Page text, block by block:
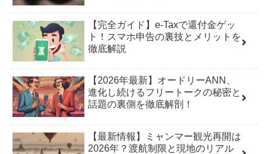
【完全ガイド】e-Taxで還付金ゲッ
ト！スマホ申告の裏技とメリットを
徹底解説
【2026年最新】オードリーANN、
進化し続けるフリートークの秘密と
話題の裏側を徹底解剖！
【最新情報】ミャンマー観光再開は
2026年？渡航制限と現地のリアル